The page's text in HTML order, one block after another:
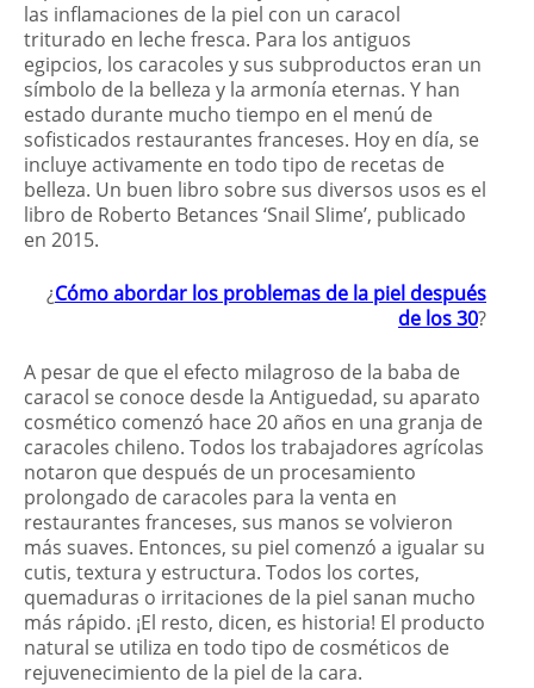
las inflamaciones de la piel con un caracol
triturado en leche fresca. Para los antiguos
egipcios, los caracoles y sus subproductos eran un
símbolo de la belleza y la armonía eternas. Y han
estado durante mucho tiempo en el menú de
sofisticados restaurantes franceses. Hoy en día, se
incluye activamente en todo tipo de recetas de
belleza. Un buen libro sobre sus diversos usos es el
libro de Roberto Betances ‘Snail Slime’, publicado
en 2015.
¿Cómo abordar los problemas de la piel después
de los 30?
A pesar de que el efecto milagroso de la baba de
caracol se conoce desde la Antiguedad, su aparato
cosmético comenzó hace 20 años en una granja de
caracoles chileno. Todos los trabajadores agrícolas
notaron que después de un procesamiento
prolongado de caracoles para la venta en
restaurantes franceses, sus manos se volvieron
más suaves. Entonces, su piel comenzó a igualar su
cutis, textura y estructura. Todos los cortes,
quemaduras o irritaciones de la piel sanan mucho
más rápido. ¡El resto, dicen, es historia! El producto
natural se utiliza en todo tipo de cosméticos de
rejuvenecimiento de la piel de la cara.